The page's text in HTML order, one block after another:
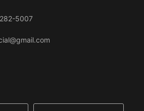
5007